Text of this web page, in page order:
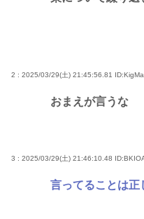
2 : 2025/03/29(土) 21:45:56.81
おまえが言うな
3 : 2025/03/29(土) 21:46:10.48
言ってることは正